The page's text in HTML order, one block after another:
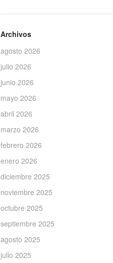
Archivos
agosto 2026
julio 2026
junio 2026
mayo 2026
abril 2026
marzo 2026
febrero 2026
enero 2026
diciembre 2025
noviembre 2025
octubre 2025
septiembre 2025
agosto 2025
julio 2025